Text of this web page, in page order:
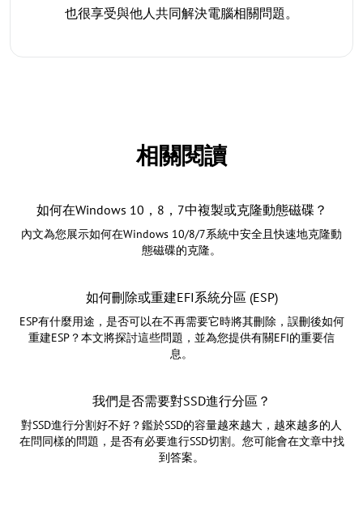
也很享受與他人共同解決電腦相關問題。
相關閱讀
如何在Windows 10，8，7中複製或克隆動態磁碟？
內文為您展示如何在Windows 10/8/7系統中安全且快速地克隆動
態磁碟的克隆。
如何刪除或重建EFI系統分區 (ESP)
ESP有什麼用途，是否可以在不再需要它時將其刪除，誤刪後如何
重建ESP？本文將探討這些問題，並為您提供有關EFI的重要信
息。
我們是否需要對SSD進行分區？
對SSD進行分割好不好？鑑於SSD的容量越來越大，越來越多的人
在問同樣的問題，是否有必要進行SSD切割。您可能會在文章中找
到答案。